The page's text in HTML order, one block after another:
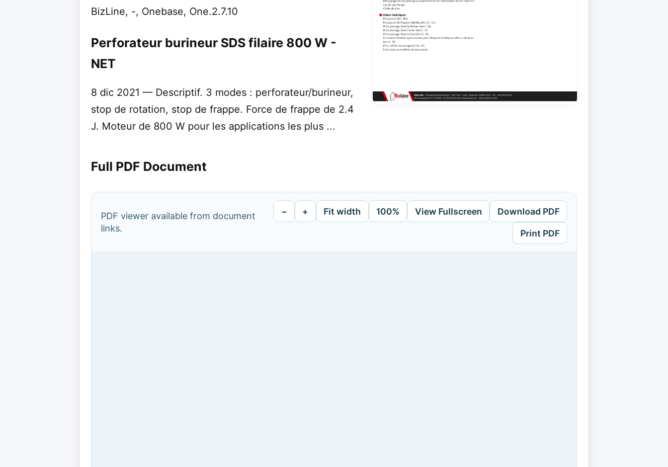
BizLine, -, Onebase, One.2.7.10
Perforateur burineur SDS filaire 800 W -
NET
8 dic 2021 — Descriptif. 3 modes : perforateur/burineur,
stop de rotation, stop de frappe. Force de frappe de 2.4
J. Moteur de 800 W pour les applications les plus ...
Full PDF Document
PDF viewer available from document
links.
− + Fit width 100% View Fullscreen Download PDF
Print PDF